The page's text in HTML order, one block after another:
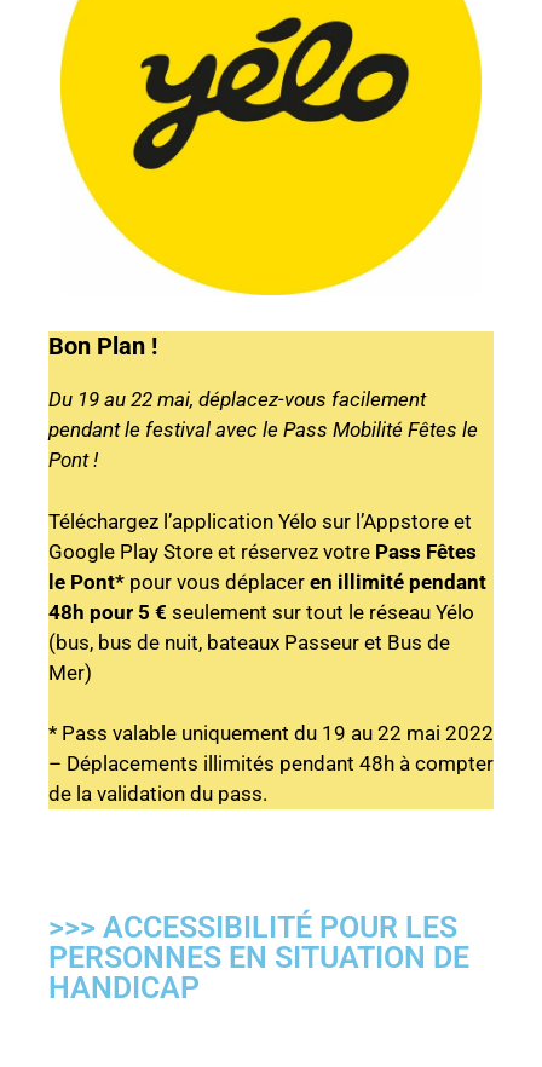
Bon Plan !
Du 19 au 22 mai, déplacez-vous facilement
pendant le festival avec le Pass Mobilité Fêtes le
Pont !
Téléchargez l’application Yélo sur l’Appstore et
Google Play Store et réservez votre Pass Fêtes
le Pont* pour vous déplacer en illimité pendant
48h pour 5 € seulement sur tout le réseau Yélo
(bus, bus de nuit, bateaux Passeur et Bus de
Mer)
* Pass valable uniquement du 19 au 22 mai 2022
– Déplacements illimités pendant 48h à compter
de la validation du pass.
>>> ACCESSIBILITÉ POUR LES
PERSONNES EN SITUATION DE
HANDICAP